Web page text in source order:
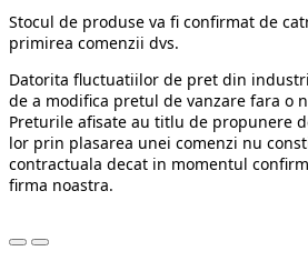
Stocul de produse va fi confirmat de
primirea comenzii dvs.
Datorita fluctuatiilor de pret din
de a modifica pretul de vanzare fara o
Preturile afisate au titlu de propunere
lor prin plasarea unei comenzi nu
contractuala decat in momentul
firma noastra.